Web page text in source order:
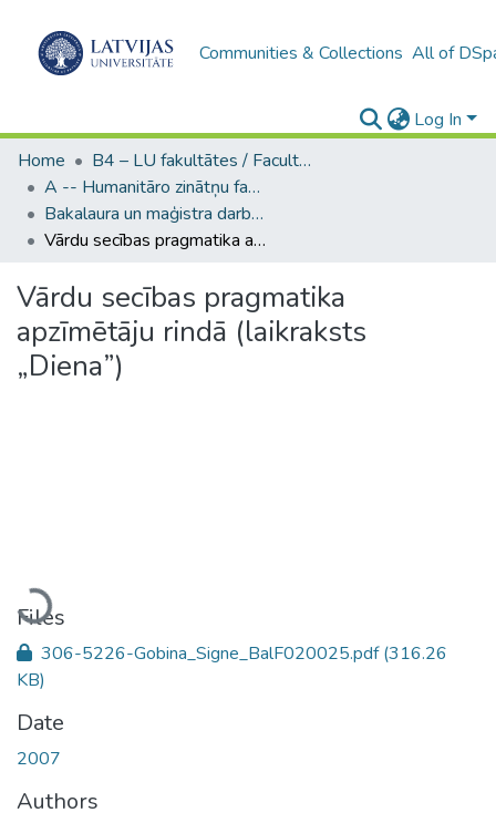
Communities & Collections All of
Log In
Home
B4 – LU fakultātes / Faculties of the UL
A -- Humanitāro zinātņu fakultāte / Faculty of Humanities
Bakalaura un maģistra darbi (HZF) / Bachelor's and Master's theses
Vārdu secības pragmatika apzīmētāju rindā (laikraksts „Diena”)
Vārdu secības pragmatika
apzīmētāju rindā (laikraksts
„Diena”)
Loading...
Files
306-5226-Gobina_Signe_BalF020025.pdf(316.26
KB)
Date
2007
Authors